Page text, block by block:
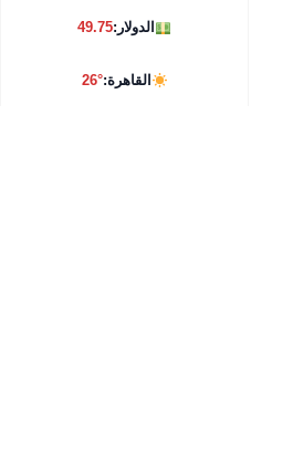
الدولار:49.75
القاهرة:26°